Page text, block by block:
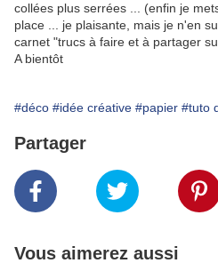
collées plus serrées ... (enfin je
place ... je plaisante, mais je n'en
carnet "trucs à faire et à partager
A bientôt
#déco #idée créative #papier #tuto
Partager
Vous aimerez aussi